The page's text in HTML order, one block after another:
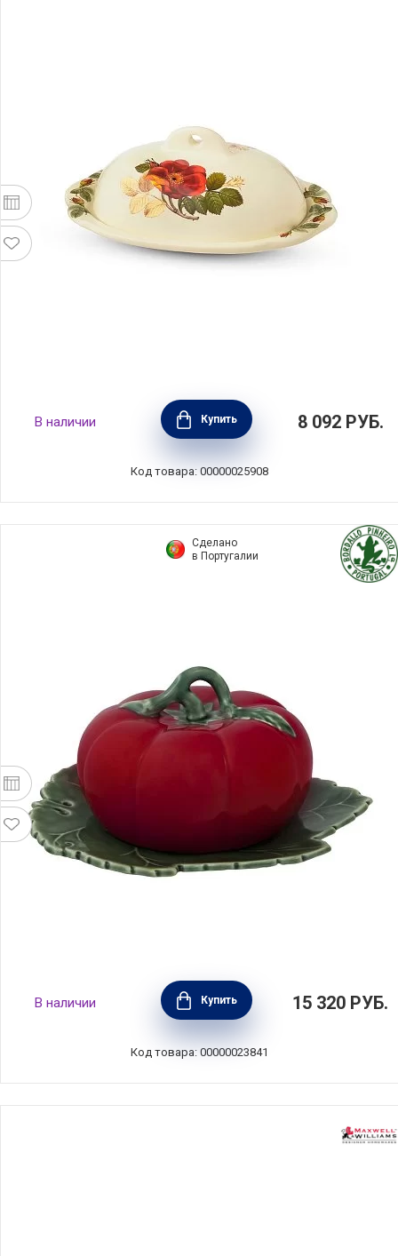
Масленка Regale 22,5х15,5х9 см, материал
керамика, Nuova Cer, Италия, 7378-RGE
В наличии Купить 8 092 РУБ.
Код товара: 00000025908
Сделано
в Португалии
Масленка с крышкой "Томат", длина 20 см,
цвет красный, керамика, Bordallo Pinheiro,
Португалия, BOR65007111
В наличии Купить 15 320 РУБ.
Код товара: 00000023841